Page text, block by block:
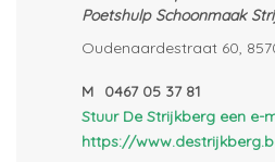
Poetshulp Schoonmaak
Oudenaardestraat 60,
M
0467 05 37 81
Stuur De Strijkberg een e-
https://